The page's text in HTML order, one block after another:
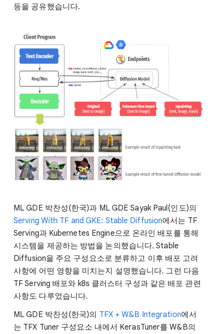
등을 공유했습니다.
ML GDE 박찬성(한국)과 ML GDE Sayak Paul(인도)의
Serving With TF and GKE: Stable Diffusion에서는 TF
Serving과 Kubernetes Engine으로 온라인 배포를 통해
시스템을 제공하는 방법을 논의했습니다. Stable
Diffusion을 주요 구성요소로 분류하고 이후 배포 고려
사항에 어떤 영향을 미치는지 설명했습니다. 그런 다음
TF Serving 배포와 k8s 클러스터 구성과 같은 배포 관련
사항도 다루었습니다.
ML GDE 박찬성(한국)의 TFX + W&B Integration에서
는 TFX Tuner 구성요소 내에서 KerasTuner를 W&B의